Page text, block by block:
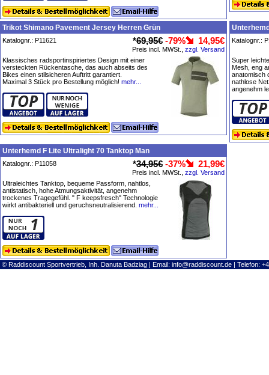
Trikot Shimano Pavement Jersey Herren Grün
Katalognr.: P11621 *69,95€ -79% 14,95€
Preis incl. MWSt., zzgl. Versand
Klassisches radsportinspiriertes Design mit einer
versteckten Rückentasche, das auch abseits des
Bikes einen stilsicheren Auftritt garantiert.
Maximal 3 Stück pro Bestellung möglich! mehr...
Katalognr.:
Super
Mesh, eng
anatomisch
nathlose
angenehm
Unterhemd F Lite Ultralight 70 Tanktop Man
Katalognr.: P11058 *34,95€ -37% 21,99€
Preis incl. MWSt., zzgl. Versand
Ultraleichtes Tanktop, bequeme Passform, nahtlos,
antistatisch, hohe Atmungsaktivität, angenehm
trockenes Tragegefühl. " F keepsfresch" Technologie
wirkt antibakteriell und geruchsneutralisierend. mehr...
© Raddiscount Sportvertrieb, Inh. Danuta Badziag | Email: info@raddiscount.de | Telefon: